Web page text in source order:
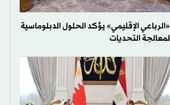
«الرباعي الإقليمي» يؤكد الحلول الدبلوماسية
لمعالجة التحديات